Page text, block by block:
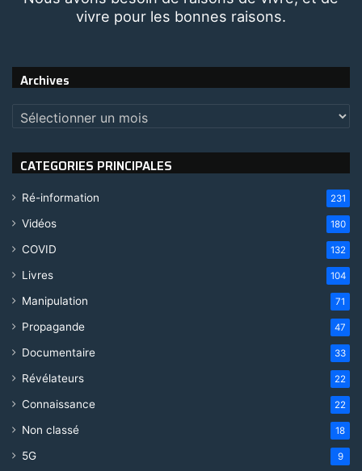
vivre pour les bonnes raisons.
Archives
Archives
CATEGORIES PRINCIPALES
Ré-information 231
Vidéos 180
COVID 132
Livres 104
Manipulation 71
Propagande 47
Documentaire 33
Révélateurs 22
Connaissance 22
Non classé 18
5G 9